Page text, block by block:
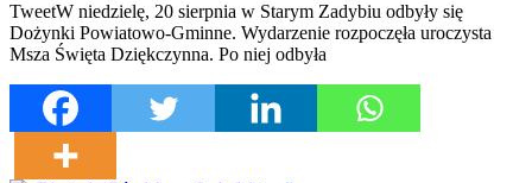
TweetW niedzielę, 20 sierpnia w Starym Zadybiu odbyły się
Dożynki Powiatowo-Gminne. Wydarzenie rozpoczęła uroczysta
Msza Święta Dziękczynna. Po niej odbyła